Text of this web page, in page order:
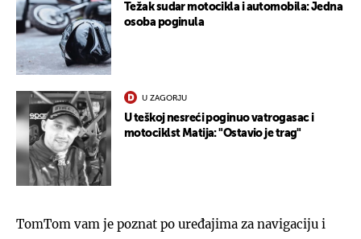
Težak sudar motocikla i automobila: Jedna
osoba poginula
U ZAGORJU
U teškoj nesreći poginuo vatrogasac i
motociklst Matija: "Ostavio je trag"
TomTom vam je poznat po uređajima za navigaciju i